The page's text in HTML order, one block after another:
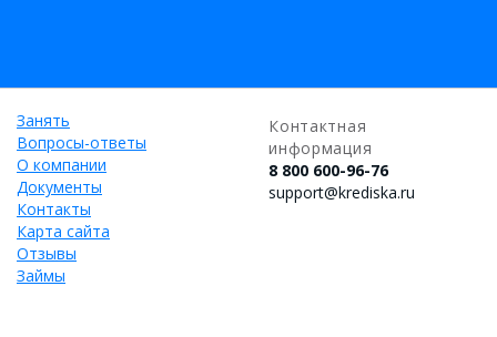
Занять
Вопросы-ответы
О компании
Документы
Контакты
Карта сайта
Отзывы
Займы
Контактная
информация
8 800 600-96-76
support@krediska.ru